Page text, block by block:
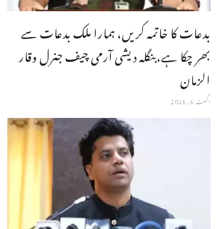
بدعات کا خاتمہ کریں، ہمارا ملک بدعات سے
بھر چکا ہے،بنگله دیشی آرمی چیف جنرل وقار
الزمان
اگست 6, 2026